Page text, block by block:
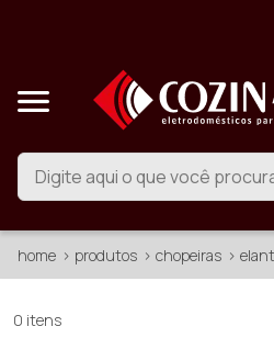
home produtos chopeiras
0 itens